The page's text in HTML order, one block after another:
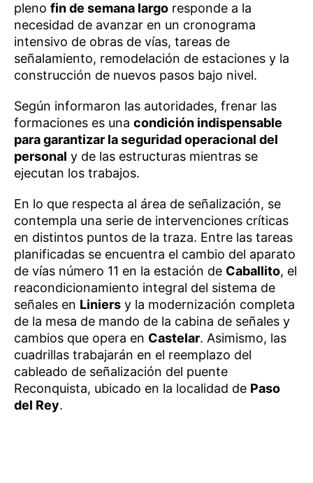
pleno fin de semana largo responde a la
necesidad de avanzar en un cronograma
intensivo de obras de vías, tareas de
señalamiento, remodelación de estaciones y la
construcción de nuevos pasos bajo nivel.
Según informaron las autoridades, frenar las
formaciones es una condición indispensable
para garantizar la seguridad operacional del
personal y de las estructuras mientras se
ejecutan los trabajos.
En lo que respecta al área de señalización, se
contempla una serie de intervenciones críticas
en distintos puntos de la traza. Entre las tareas
planificadas se encuentra el cambio del aparato
de vías número 11 en la estación de Caballito, el
reacondicionamiento integral del sistema de
señales en Liniers y la modernización completa
de la mesa de mando de la cabina de señales y
cambios que opera en Castelar. Asimismo, las
cuadrillas trabajarán en el reemplazo del
cableado de señalización del puente
Reconquista, ubicado en la localidad de Paso
del Rey.